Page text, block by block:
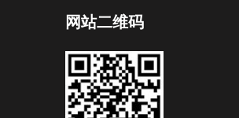
网站二维码